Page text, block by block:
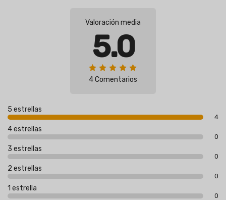
Valoración media
5.0
4 Comentarios
5 estrellas
4
4 estrellas
0
3 estrellas
0
2 estrellas
0
1 estrella
0